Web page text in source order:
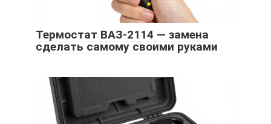
Термостат ВАЗ-2114 — замена
сделать самому своими руками